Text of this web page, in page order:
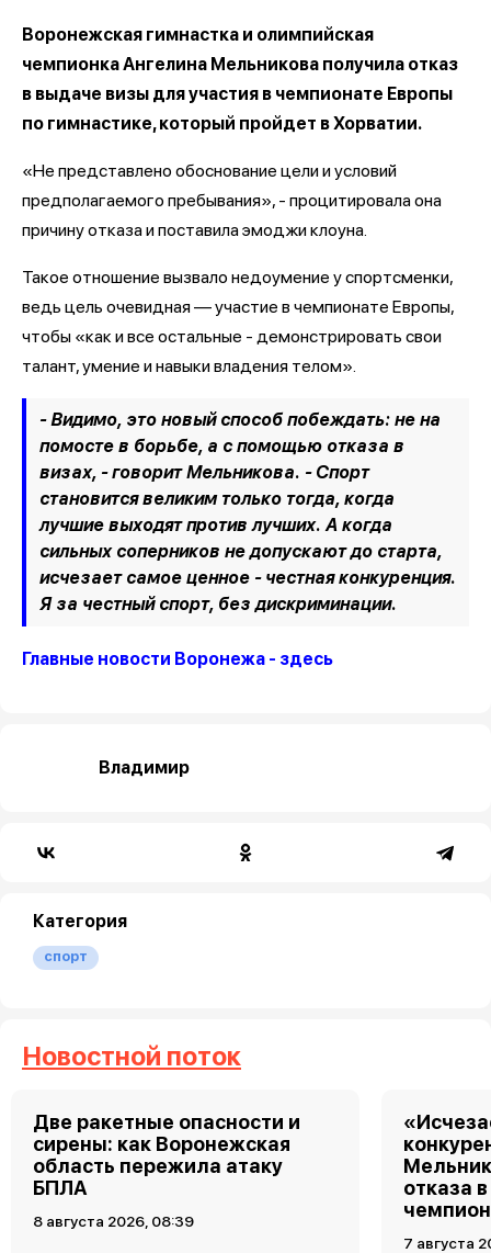
Воронежская гимнастка и олимпийская
чемпионка Ангелина Мельникова получила отказ
в выдаче визы для участия в чемпионате Европы
по гимнастике, который пройдет в Хорватии.
«Не представлено обоснование цели и условий
предполагаемого пребывания», - процитировала она
причину отказа и поставила эмоджи клоуна.
Такое отношение вызвало недоумение у спортсменки,
ведь цель очевидная — участие в чемпионате Европы,
чтобы «как и все остальные - демонстрировать свои
талант, умение и навыки владения телом».
- Видимо, это новый способ побеждать: не на
помосте в борьбе, а с помощью отказа в
визах, - говорит Мельникова. - Спорт
становится великим только тогда, когда
лучшие выходят против лучших. А когда
сильных соперников не допускают до старта,
исчезает самое ценное - честная конкуренция.
Я за честный спорт, без дискриминации.
Главные новости Воронежа - здесь
Владимир
Категория
спорт
Новостной поток
Две ракетные опасности и
сирены: как Воронежская
область пережила атаку
БПЛА
8 августа 2026, 08:39
отказа
7 августа